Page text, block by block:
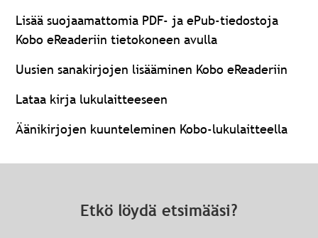
Lisää suojaamattomia PDF- ja ePub-tiedostoja
Kobo eReaderiin tietokoneen avulla
Uusien sanakirjojen lisääminen Kobo eReaderiin
Lataa kirja lukulaitteeseen
Äänikirjojen kuunteleminen Kobo-lukulaitteella
Etkö löydä etsimääsi?